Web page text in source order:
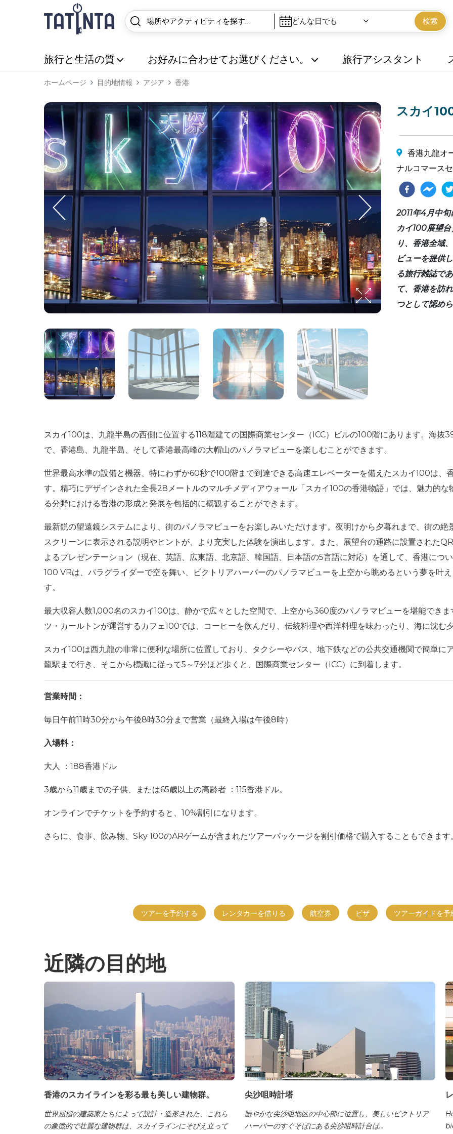
どんな日でも 検索
旅行と生活の質 お好みに合わせてお選びください。 旅行アシスタント
ホームページ 目的地情報 アジア 香港
スカイ
香港九龍オ
ナルコマース
2011年4月中
カイ100展望
り、香港全域
ビューを提供
る旅行雑誌で
て、香港を訪
つとして認め
スカイ100は、九龍半島の西側に位置する118階建ての国際商業センター（ICC）ビルの100階にあります。海抜
で、香港島、九龍半島、そして香港最高峰の大帽山のパノラマビューを楽しむことができます。
世界最高水準の設備と機器、特にわずか60秒で100階まで到達できる高速エレベーターを備えたスカイ100は、
す。精巧にデザインされた全長28メートルのマルチメディアウォール「スカイ100の香港物語」では、魅力的
る分野における香港の形成と発展を包括的に概観することができます。
最新鋭の望遠鏡システムにより、街のパノラマビューをお楽しみいただけます。夜明けから夕暮れまで、街の
スクリーンに表示される説明やヒントが、より充実した体験を演出します。また、展望台の通路に設置された
よるプレゼンテーション（現在、英語、広東語、北京語、韓国語、日本語の5言語に対応）を通して、香港につ
100 VRは、パラグライダーで空を舞い、ビクトリアハーバーのパノラマビューを上空から眺めるという夢を叶
す。
最大収容人数1,000名のスカイ100は、静かで広々とした空間で、上空から360度のパノラマビューを堪能でき
ツ・カールトンが運営するカフェ100では、コーヒーを飲んだり、伝統料理や西洋料理を味わったり、海に沈む
スカイ100は西九龍の非常に便利な場所に位置しており、タクシーやバス、地下鉄などの公共交通機関で簡単に
龍駅まで行き、そこから標識に従って5～7分ほど歩くと、国際商業センター（ICC）に到着します。
営業時間：
毎日午前11時30分から午後8時30分まで営業（最終入場は午後8時）
入場料：
大人 ：188香港ドル
3歳から11歳までの子供、または65歳以上の高齢者 ：115香港ドル。
オンラインでチケットを予約すると、10%割引になります。
さらに、食事、飲み物、Sky 100のARゲームが含まれたツアーパッケージを割引価格で購入することもできま
ツアーを予約する レンタカーを借りる 航空券 ビザ ツアーガイドを予
近隣の目的地
香港のスカイラインを彩る最も美しい建物群。
世界屈指の建築家たちによって設計・造形された、これら
の象徴的で壮麗な建物群は、スカイラインにそびえ立って
尖沙咀時計塔
賑やかな尖沙咀地区の中心部に位置し、美しいビクトリア
ハーバーのすぐそばにある尖沙咀時計台は…